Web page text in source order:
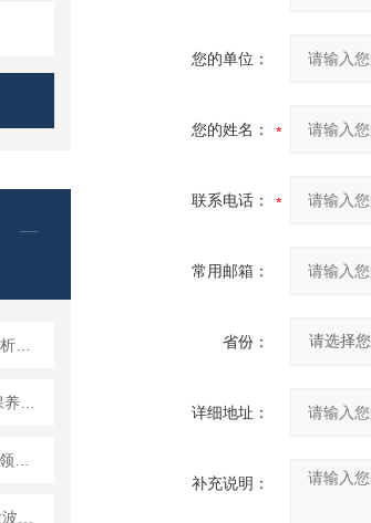
您的单位：
您的姓名：
联系电话：
常用邮箱：
省份：
详细地址：
补充说明：